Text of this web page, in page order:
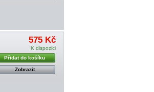
575 Kč
K dispozici
Přidat do košíku
Zobrazit